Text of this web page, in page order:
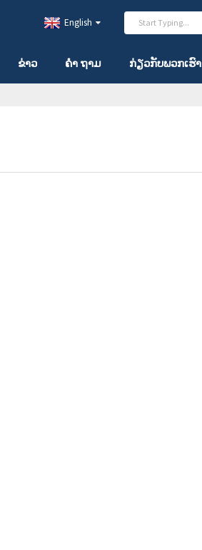
ຂ່າວ ຄຳ ຖາມ ກ່ຽວ​ກັບ​ພວກ​ເຮົາ
English